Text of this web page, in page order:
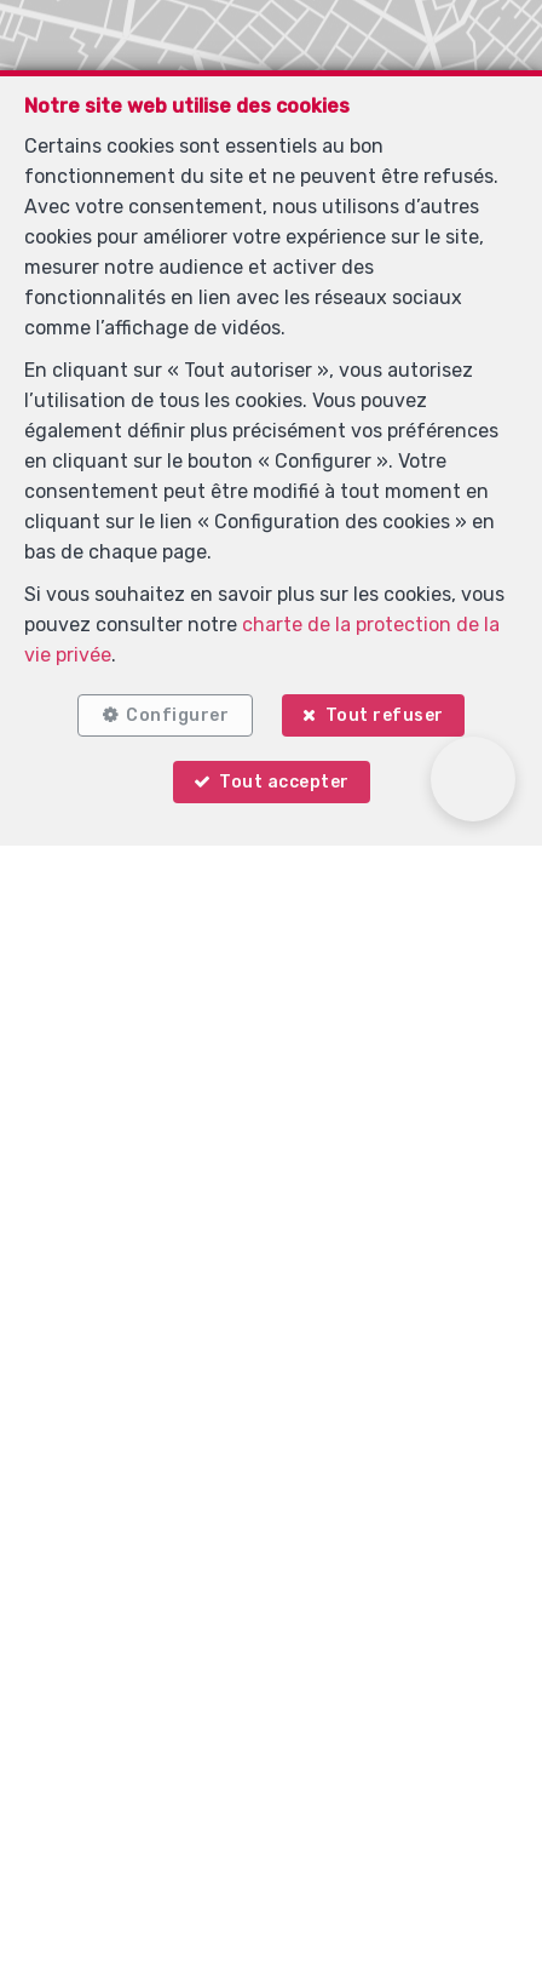
Localiser sur la carte
Notre site web utilise des cookies
Certains cookies sont essentiels au bon
fonctionnement du site et ne peuvent être refusés.
Avec votre consentement, nous utilisons d’autres
cookies pour améliorer votre expérience sur le site,
mesurer notre audience et activer des
fonctionnalités en lien avec les réseaux sociaux
comme l’affichage de vidéos.
En cliquant sur « Tout autoriser », vous autorisez
l’utilisation de tous les cookies. Vous pouvez
également définir plus précisément vos préférences
en cliquant sur le bouton « Configurer ». Votre
consentement peut être modifié à tout moment en
cliquant sur le lien « Configuration des cookies » en
bas de chaque page.
Si vous souhaitez en savoir plus sur les cookies, vous
pouvez consulter notre charte de la protection de la
vie privée.
Configurer Tout refuser
Tout accepter